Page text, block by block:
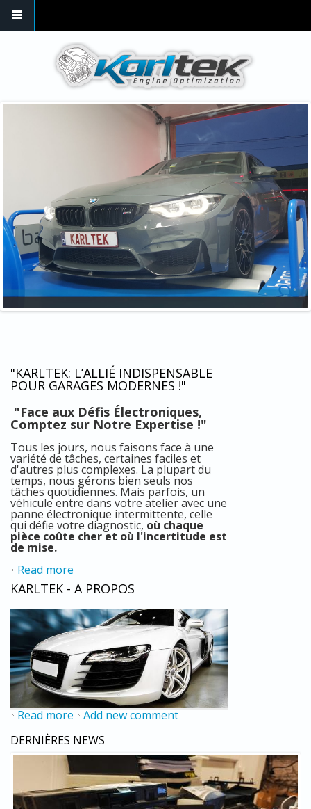
"KARLTEK: L’ALLIÉ INDISPENSABLE
POUR GARAGES MODERNES !"
"Face aux Défis Électroniques,
Comptez sur Notre Expertise !"
Tous les jours, nous faisons face à une
variété de tâches, certaines faciles et
d'autres plus complexes. La plupart du
temps, nous gérons bien seuls nos
tâches quotidiennes. Mais parfois, un
véhicule entre dans votre atelier avec une
panne électronique intermittente, celle
qui défie votre diagnostic, où chaque
pièce coûte cher et où l'incertitude est
de mise.
Read more
Garages Modernes !"
KARLTEK - A PROPOS
Read more about Karltek - A propos
Add new comment
DERNIÈRES NEWS